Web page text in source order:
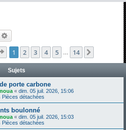
c
Page 1sur14
1 2 3 4 5 14
Sujets
porte carbone
« dim. 05 juil. 2026, 15:06
Pièces détachées
boulonné
« dim. 05 juil. 2026, 15:03
Pièces détachées